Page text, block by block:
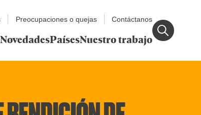
Preocupaciones o quejas Contáctanos
NovedadesPaísesNuestro trabajo